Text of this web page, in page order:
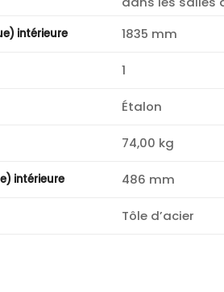
intérieure 1835 mm
1
Étalon
74,00 kg
intérieure 486 mm
Tôle d’acier